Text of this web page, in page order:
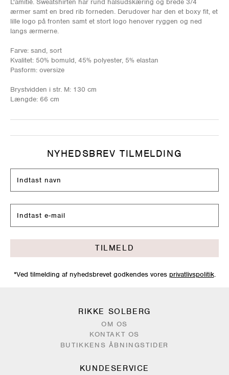
L'amitié. Sweatshirten har rund halsudskæring og brede 3/4
ærmer samt en bred rib forneden. Derudover har den et boxy fit, et
lille logo på fronten samt et stort logo henover ryggen og ned
langs ærmerne.
Farve: sand, sort
Kvalitet: 50% bomuld, 45% polyester, 5% elastan
Pasform: oversize
Brystvidden i str. M: 130 cm
Længde: 66 cm
NYHEDSBREV TILMELDING
TILMELD
*Ved tilmelding af nyhedsbrevet godkendes vores privatlivspolitik.
RIKKE SOLBERG
OM OS
KONTAKT OS
BUTIKKENS ÅBNINGSTIDER
KUNDESERVICE